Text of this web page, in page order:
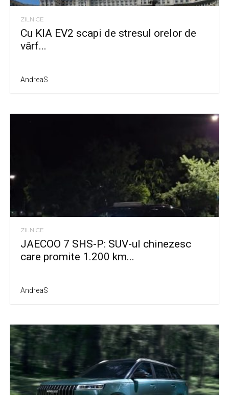
ZILNICE
Cu KIA EV2 scapi de stresul orelor de
vârf...
AndreaS
ZILNICE
JAECOO 7 SHS-P: SUV-ul chinezesc
care promite 1.200 km...
AndreaS